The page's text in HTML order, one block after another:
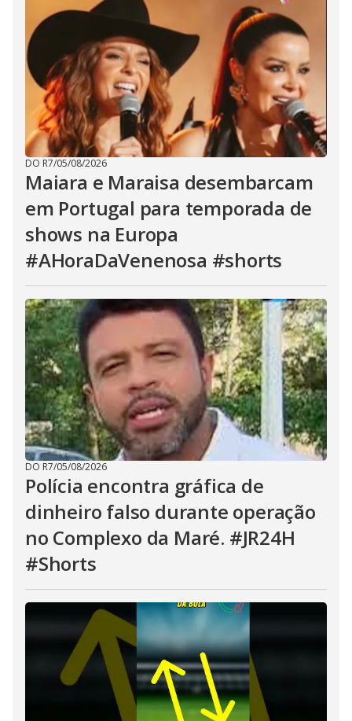
DO R7/05/08/2026
Maiara e Maraisa desembarcam
em Portugal para temporada de
shows na Europa
#AHoraDaVenenosa #shorts
DO R7/05/08/2026
Polícia encontra gráfica de
dinheiro falso durante operação
no Complexo da Maré. #JR24H
#Shorts